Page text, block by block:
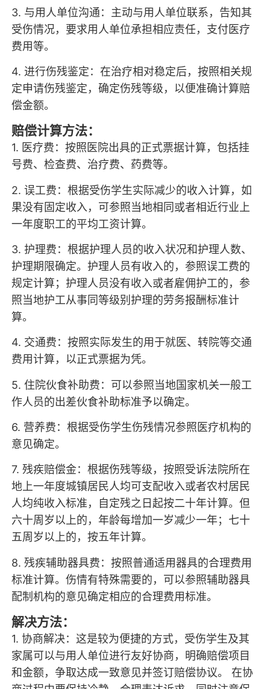
3. 与用人单位沟通：主动与用人单位联系，告知其
受伤情况，要求用人单位承担相应责任，支付医疗
费用等。
4. 进行伤残鉴定：在治疗相对稳定后，按照相关规
定申请伤残鉴定，确定伤残等级，以便准确计算赔
偿金额。
赔偿计算方法：
1. 医疗费：按照医院出具的正式票据计算，包括挂
号费、检查费、治疗费、药费等。
2. 误工费：根据受伤学生实际减少的收入计算，如
果没有固定收入，可参照当地相同或者相近行业上
一年度职工的平均工资计算。
3. 护理费：根据护理人员的收入状况和护理人数、
护理期限确定。护理人员有收入的，参照误工费的
规定计算；护理人员没有收入或者雇佣护工的，参
照当地护工从事同等级别护理的劳务报酬标准计
算。
4. 交通费：按照实际发生的用于就医、转院等交通
费用计算，以正式票据为凭。
5. 住院伙食补助费：可以参照当地国家机关一般工
作人员的出差伙食补助标准予以确定。
6. 营养费：根据受伤学生伤残情况参照医疗机构的
意见确定。
7. 残疾赔偿金：根据伤残等级，按照受诉法院所在
地上一年度城镇居民人均可支配收入或者农村居民
人均纯收入标准，自定残之日起按二十年计算。但
六十周岁以上的，年龄每增加一岁减少一年；七十
五周岁以上的，按五年计算。
8. 残疾辅助器具费：按照普通适用器具的合理费用
标准计算。伤情有特殊需要的，可以参照辅助器具
配制机构的意见确定相应的合理费用标准。
解决方法：
1. 协商解决：这是较为便捷的方式，受伤学生及其
家属可以与用人单位进行友好协商，明确赔偿项目
和金额，争取达成一致意见并签订赔偿协议。 在协